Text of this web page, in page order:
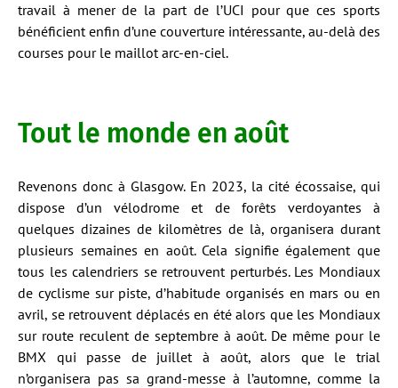
travail à mener de la part de l’UCI pour que ces sports
bénéficient enfin d’une couverture intéressante, au-delà des
courses pour le maillot arc-en-ciel.
Tout le monde en août
Revenons donc à Glasgow. En 2023, la cité écossaise, qui
dispose d’un vélodrome et de forêts verdoyantes à
quelques dizaines de kilomètres de là, organisera durant
plusieurs semaines en août. Cela signifie également que
tous les calendriers se retrouvent perturbés. Les Mondiaux
de cyclisme sur piste, d’habitude organisés en mars ou en
avril, se retrouvent déplacés en été alors que les Mondiaux
sur route reculent de septembre à août. De même pour le
BMX qui passe de juillet à août, alors que le trial
n’organisera pas sa grand-messe à l’automne, comme la